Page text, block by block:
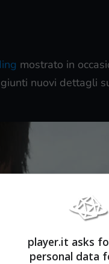
mostrato in
nuovi dettagli
player.it asks
personal data